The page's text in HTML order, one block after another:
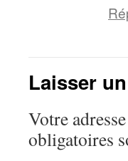
Laisser
Votre
obligatoires